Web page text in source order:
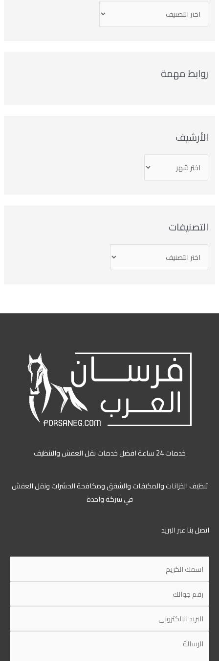
روابط مهمة
الأرشيف
التصنيفات
خدمات 24 ساعة افضل خدمات نقل العفش والتنظيف
تنظيف الخزانات والمكيفات والشقق ومكافحة الحشرات ونقل العفش
في شركة واحدة
اتصل بنا عبر البريد